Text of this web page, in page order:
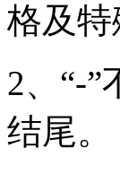
格及
2、“-
结尾。